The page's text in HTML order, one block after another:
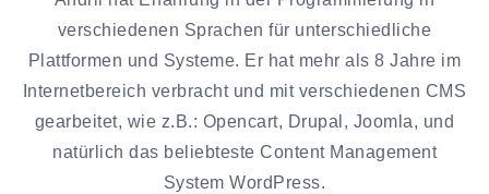
verschiedenen Sprachen für unterschiedliche
Plattformen und Systeme. Er hat mehr als 8 Jahre im
Internetbereich verbracht und mit verschiedenen CMS
gearbeitet, wie z.B.: Opencart, Drupal, Joomla, und
natürlich das beliebteste Content Management
System WordPress.